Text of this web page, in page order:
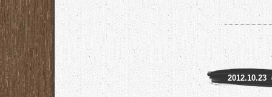
2012.10.23